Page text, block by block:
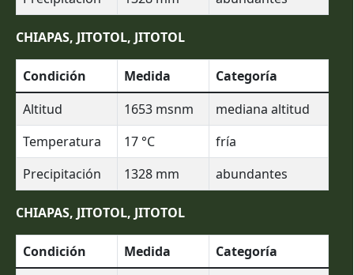
CHIAPAS, JITOTOL, JITOTOL
Condición Medida
Categoría
Altitud
1653 msnm
mediana altitud
Temperatura
17 °C
fría
Precipitación
1328 mm abundantes
CHIAPAS, JITOTOL, JITOTOL
Condición Medida
Categoría